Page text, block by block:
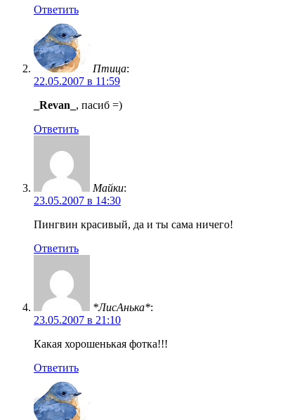
Ответить
Птица:
22.05.2007 в 11:59
_Revan_ , пасиб =)
Ответить
Майки:
23.05.2007 в 14:30
Пингвин красивый, да и ты сама ничего!
Ответить
*ЛисАнька*:
23.05.2007 в 21:10
Какая хорошенькая фотка!!!
Ответить